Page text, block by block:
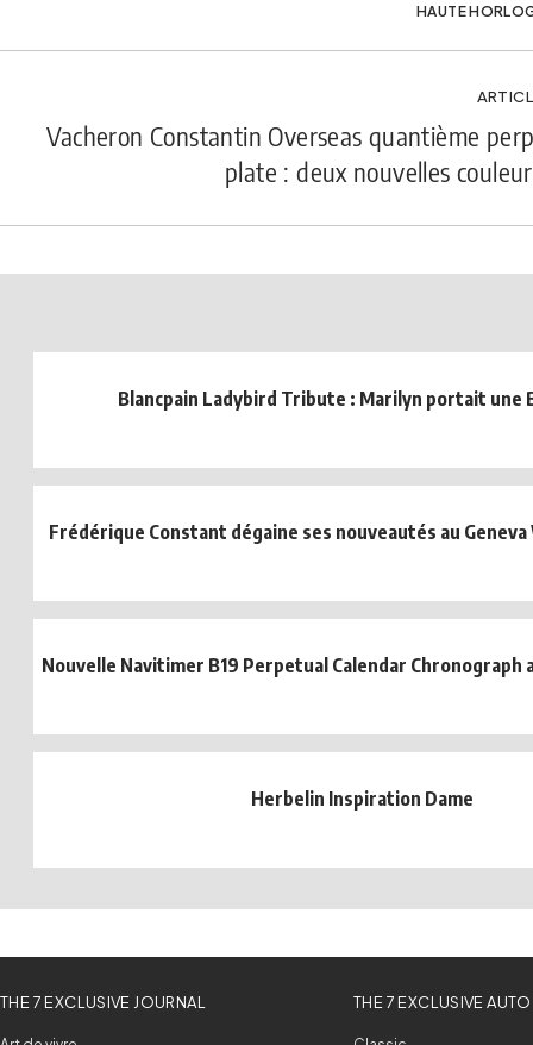
HAUTE
Vacheron Constantin Overseas quantième
plate : deux nouvelles
Blancpain Ladybird Tribute : Marilyn portait une
Frédérique Constant dégaine ses nouveautés au Geneva
Nouvelle Navitimer B19 Perpetual Calendar Chronograph
Herbelin Inspiration Dame
THE 7 EXCLUSIVE JOURNAL THE 7 EXCLUSIVE AUTO